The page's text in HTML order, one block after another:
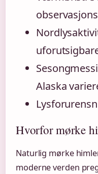
Alaska
Hvorfor mørke
Naturlig mørke
moderne verden